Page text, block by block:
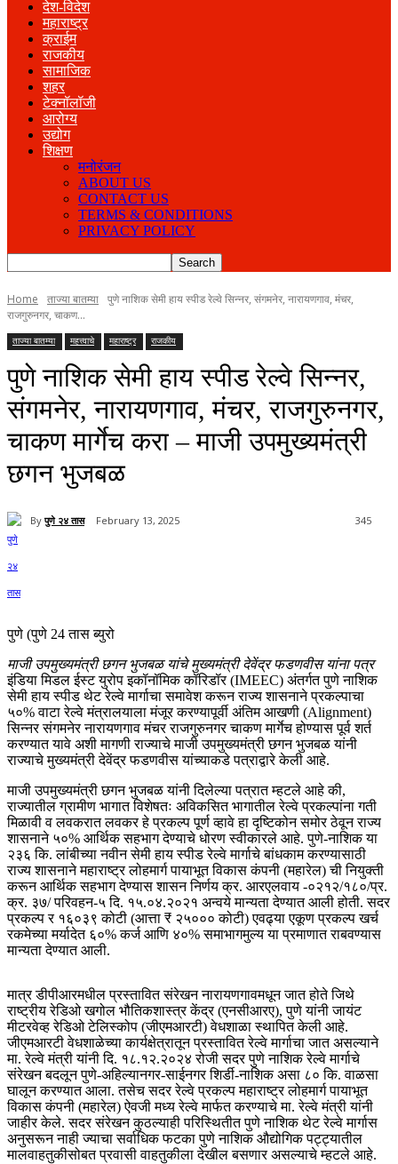
देश-विदेश
महाराष्ट्र
क्राईम
राजकीय
सामाजिक
शहर
टेक्नॉलॉजी
आरोग्य
उद्योग
शिक्षण
मनोरंजन
ABOUT US
CONTACT US
TERMS & CONDITIONS
PRIVACY POLICY
Home ताज्या बातम्या पुणे नाशिक सेमी हाय स्पीड रेल्वे सिन्नर, संगमनेर, नारायणगाव, मंचर,
राजगुरुनगर, चाकण...
ताज्या बातम्या महत्त्वाचे महाराष्ट्र राजकीय
पुणे नाशिक सेमी हाय स्पीड रेल्वे सिन्नर,
संगमनेर, नारायणगाव, मंचर, राजगुरुनगर,
चाकण मार्गेच करा – माजी उपमुख्यमंत्री
छगन भुजबळ
By पुणे २४ तास February 13, 2025 345
पुणे (पुणे 24 तास ब्युरो
माजी उपमुख्यमंत्री छगन भुजबळ यांचे मुख्यमंत्री देवेंद्र फडणवीस यांना पत्र
इंडिया मिडल ईस्ट युरोप इकॉनॉमिक कॉरिडॉर (IMEEC) अंतर्गत पुणे नाशिक
सेमी हाय स्पीड थेट रेल्वे मार्गाचा समावेश करून राज्य शासनाने प्रकल्पाचा
५०% वाटा रेल्वे मंत्रालयाला मंजूर करण्यापूर्वी अंतिम आखणी (Alignment)
सिन्नर संगमनेर नारायणगाव मंचर राजगुरुनगर चाकण मार्गेच होण्यास पूर्व शर्त
करण्यात यावे अशी मागणी राज्याचे माजी उपमुख्यमंत्री छगन भुजबळ यांनी
राज्याचे मुख्यमंत्री देवेंद्र फडणवीस यांच्याकडे पत्राद्वारे केली आहे.
माजी उपमुख्यमंत्री छगन भुजबळ यांनी दिलेल्या पत्रात म्हटले आहे की,
राज्यातील ग्रामीण भागात विशेषतः अविकसित भागातील रेल्वे प्रकल्पांना गती
मिळावी व लवकरात लवकर हे प्रकल्प पूर्ण व्हावे हा दृष्टिकोन समोर ठेवून राज्य
शासनाने ५०% आर्थिक सहभाग देण्याचे धोरण स्वीकारले आहे. पुणे-नाशिक या
२३६ कि. लांबीच्या नवीन सेमी हाय स्पीड रेल्वे मार्गाचे बांधकाम करण्यासाठी
राज्य शासनाने महाराष्ट्र लोहमार्ग पायाभूत विकास कंपनी (महारेल) ची नियुक्ती
करून आर्थिक सहभाग देण्यास शासन निर्णय क्र. आरएलवाय -०२१२/१८०/प्र.
क्र. ३७/ परिवहन-५ दि. १५.०४.२०२१ अन्वये मान्यता देण्यात आली होती. सदर
प्रकल्प र १६०३९ कोटी (आत्ता ₹ २५००० कोटी) एवढ्या एकूण प्रकल्प खर्च
रकमेच्या मर्यादेत ६०% कर्ज आणि ४०% समाभागमुल्य या प्रमाणात राबवण्यास
मान्यता देण्यात आली.
मात्र डीपीआरमधील प्रस्तावित संरेखन नारायणगावमधून जात होते जिथे
राष्ट्रीय रेडिओ खगोल भौतिकशास्त्र केंद्र (एनसीआरए), पुणे यांनी जायंट
मीटरवेव्ह रेडिओ टेलिस्कोप (जीएमआरटी) वेधशाळा स्थापित केली आहे.
जीएमआरटी वेधशाळेच्या कार्यक्षेत्रातून प्रस्तावित रेल्वे मार्गाचा जात असल्याने
मा. रेल्वे मंत्री यांनी दि. १८.१२.२०२४ रोजी सदर पुणे नाशिक रेल्वे मार्गाचे
संरेखन बदलून पुणे-अहिल्यानगर-साईनगर शिर्डी-नाशिक असा ८० कि. वाळसा
घालून करण्यात आला. तसेच सदर रेल्वे प्रकल्प महाराष्ट्र लोहमार्ग पायाभूत
विकास कंपनी (महारेल) ऐवजी मध्य रेल्वे मार्फत करण्याचे मा. रेल्वे मंत्री यांनी
जाहीर केले. सदर संरेखन कुठल्याही परिस्थितीत पुणे नाशिक थेट रेल्वे मार्गास
अनुसरून नाही ज्याचा सर्वाधिक फटका पुणे नाशिक औद्योगिक पट्ट्यातील
मालवाहतुकीसोबत प्रवासी वाहतुकीला देखील बसणार असल्याचे म्हटले आहे.